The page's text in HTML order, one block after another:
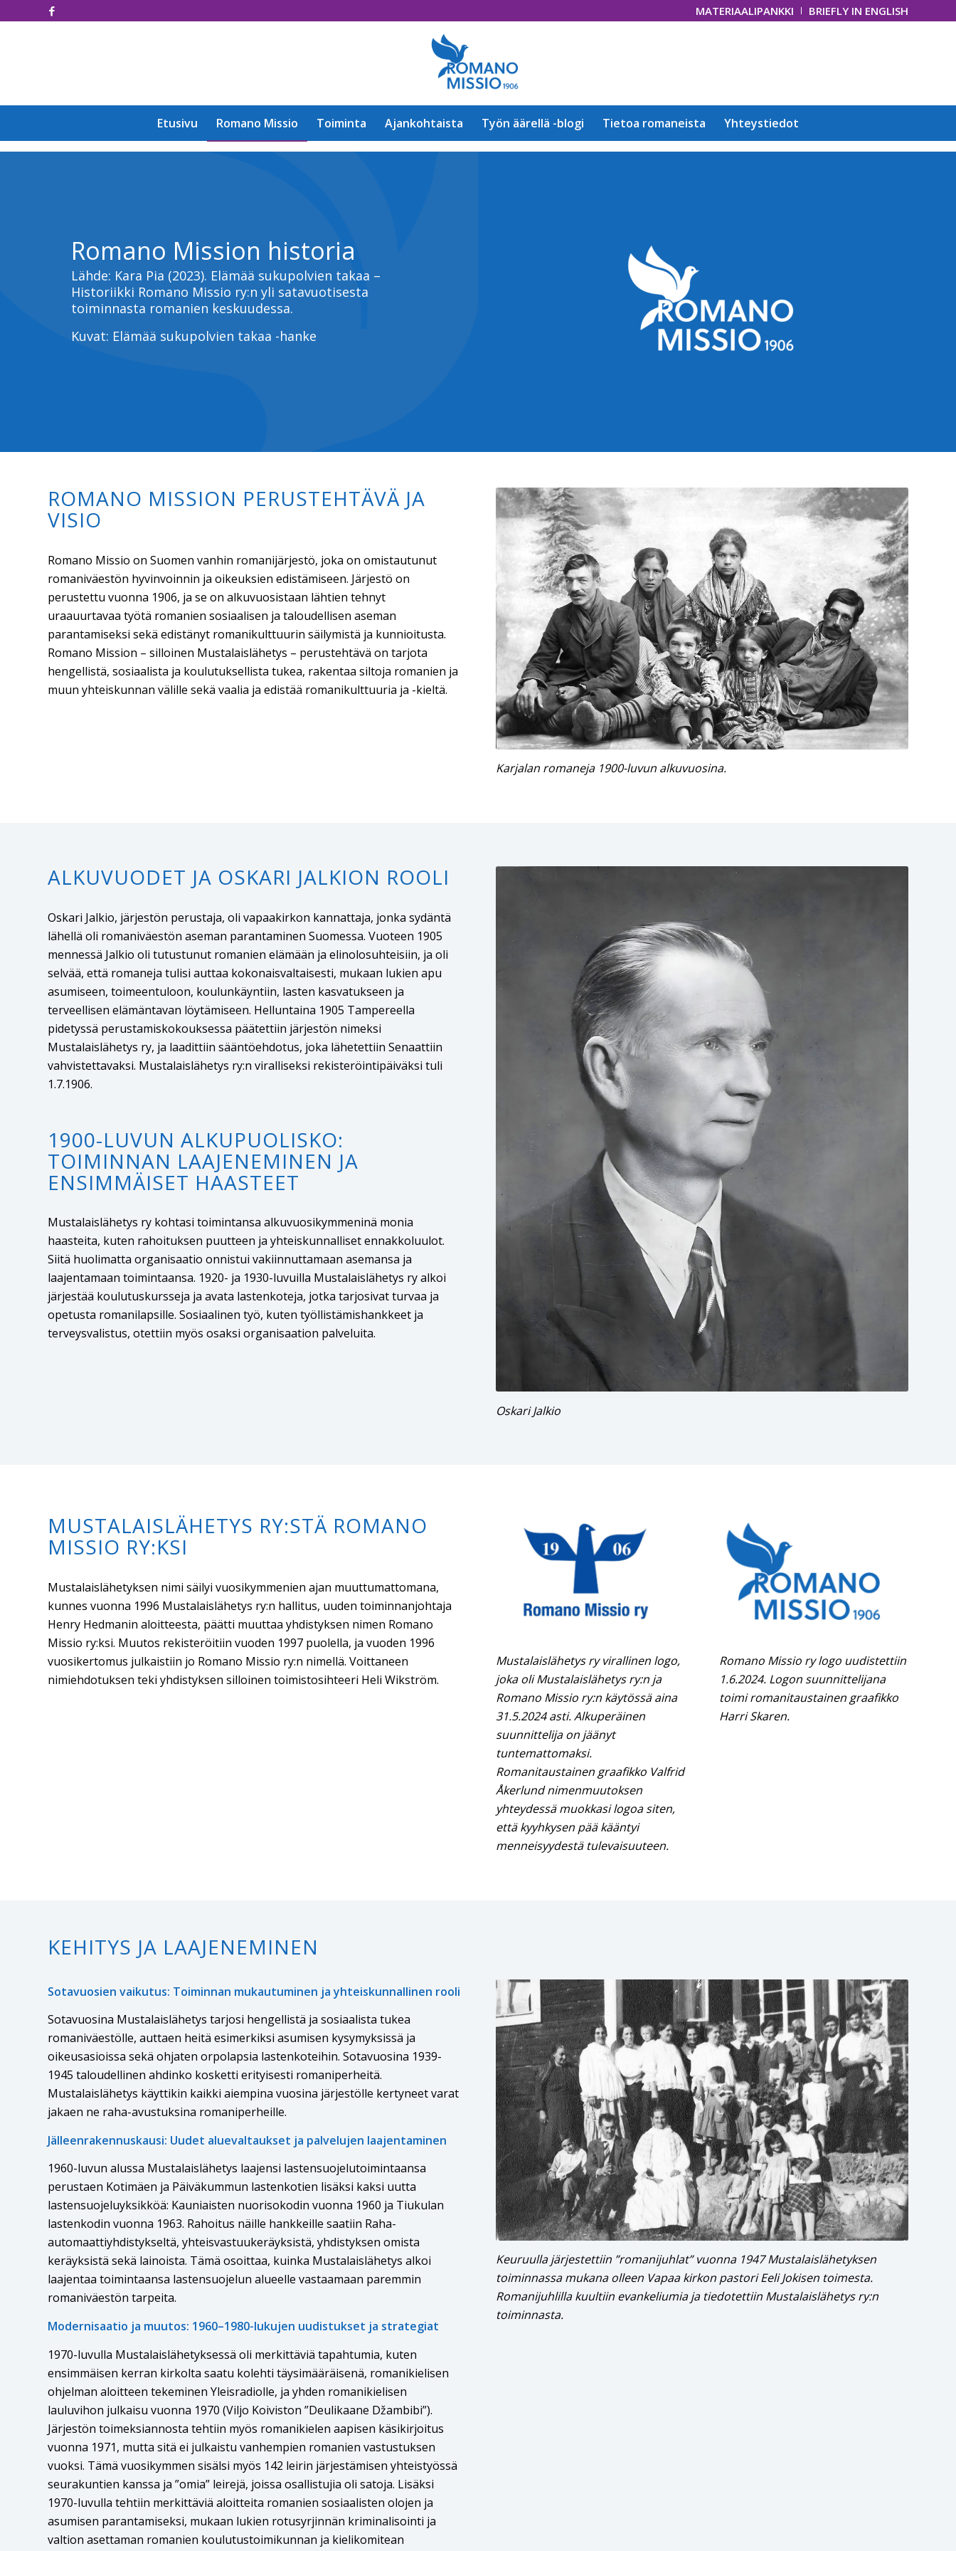
MATERIAALIPANKKI BRIEFLY IN ENGLISH
Etusivu Romano Missio Toiminta Ajankohtaista Työn äärellä -blogi Tietoa romaneista Yhteystiedot
Romano Mission historia
Lähde: Kara Pia (2023). Elämää sukupolvien takaa –
Historiikki Romano Missio ry:n yli satavuotisesta
toiminnasta romanien keskuudessa.
Kuvat: Elämää sukupolvien takaa -hanke
ROMANO MISSION PERUSTEHTÄVÄ JA
VISIO
Romano Missio on Suomen vanhin romanijärjestö, joka on omistautunut
romaniväestön hyvinvoinnin ja oikeuksien edistämiseen. Järjestö on
perustettu vuonna 1906, ja se on alkuvuosistaan lähtien tehnyt
uraauurtavaa työtä romanien sosiaalisen ja taloudellisen aseman
parantamiseksi sekä edistänyt romanikulttuurin säilymistä ja kunnioitusta.
Romano Mission – silloinen Mustalaislähetys – perustehtävä on tarjota
hengellistä, sosiaalista ja koulutuksellista tukea, rakentaa siltoja romanien ja
muun yhteiskunnan välille sekä vaalia ja edistää romanikulttuuria ja -kieltä.
Karjalan romaneja 1900-luvun alkuvuosina.
ALKUVUODET JA OSKARI JALKION ROOLI
Oskari Jalkio, järjestön perustaja, oli vapaakirkon kannattaja, jonka sydäntä
lähellä oli romaniväestön aseman parantaminen Suomessa. Vuoteen 1905
mennessä Jalkio oli tutustunut romanien elämään ja elinolosuhteisiin, ja oli
selvää, että romaneja tulisi auttaa kokonaisvaltaisesti, mukaan lukien apu
asumiseen, toimeentuloon, koulunkäyntiin, lasten kasvatukseen ja
terveellisen elämäntavan löytämiseen. Helluntaina 1905 Tampereella
pidetyssä perustamiskokouksessa päätettiin järjestön nimeksi
Mustalaislähetys ry, ja laadittiin sääntöehdotus, joka lähetettiin Senaattiin
vahvistettavaksi. Mustalaislähetys ry:n viralliseksi rekisteröintipäiväksi tuli
1.7.1906​​.
1900-LUVUN ALKUPUOLISKO:
TOIMINNAN LAAJENEMINEN JA
ENSIMMÄISET HAASTEET
Mustalaislähetys ry kohtasi toimintansa alkuvuosikymmeninä monia
haasteita, kuten rahoituksen puutteen ja yhteiskunnalliset ennakkoluulot.
Siitä huolimatta organisaatio onnistui vakiinnuttamaan asemansa ja
laajentamaan toimintaansa. 1920- ja 1930-luvuilla Mustalaislähetys ry alkoi
järjestää koulutuskursseja ja avata lastenkoteja, jotka tarjosivat turvaa ja
opetusta romanilapsille. Sosiaalinen työ, kuten työllistämishankkeet ja
terveysvalistus, otettiin myös osaksi organisaation palveluita​​.
Oskari Jalkio
MUSTALAISLÄHETYS RY:STÄ ROMANO
MISSIO RY:KSI
Mustalaislähetyksen nimi säilyi vuosikymmenien ajan muuttumattomana,
kunnes vuonna 1996 Mustalaislähetys ry:n hallitus, uuden toiminnanjohtaja
Henry Hedmanin aloitteesta, päätti muuttaa yhdistyksen nimen Romano
Missio ry:ksi. Muutos rekisteröitiin vuoden 1997 puolella, ja vuoden 1996
vuosikertomus julkaistiin jo Romano Missio ry:n nimellä. Voittaneen
nimiehdotuksen teki yhdistyksen silloinen toimistosihteeri Heli Wikström​​.
Mustalaislähetys ry virallinen logo,
joka oli Mustalaislähetys ry:n ja
Romano Missio ry:n käytössä aina
31.5.2024 asti. Alkuperäinen
suunnittelija on jäänyt
tuntemattomaksi.
Romanitaustainen graafikko Valfrid
Åkerlund nimenmuutoksen
yhteydessä muokkasi logoa siten,
että kyyhkysen pää kääntyi
menneisyydestä tulevaisuuteen.
Romano Missio ry logo uudistettiin
1.6.2024. Logon suunnittelijana
toimi romanitaustainen graafikko
Harri Skaren.
KEHITYS JA LAAJENEMINEN
Sotavuosien vaikutus: Toiminnan mukautuminen ja yhteiskunnallinen rooli
Sotavuosina Mustalaislähetys tarjosi hengellistä ja sosiaalista tukea
romaniväestölle, auttaen heitä esimerkiksi asumisen kysymyksissä ja
oikeusasioissa sekä ohjaten orpolapsia lastenkoteihin. Sotavuosina 1939-
1945 taloudellinen ahdinko kosketti erityisesti romaniperheitä.
Mustalaislähetys käyttikin kaikki aiempina vuosina järjestölle kertyneet varat
jakaen ne raha-avustuksina romaniperheille.
Jälleenrakennuskausi: Uudet aluevaltaukset ja palvelujen laajentaminen
1960-luvun alussa Mustalaislähetys laajensi lastensuojelutoimintaansa
perustaen Kotimäen ja Päiväkummun lastenkotien lisäksi kaksi uutta
lastensuojeluyksikköä: Kauniaisten nuorisokodin vuonna 1960 ja Tiukulan
lastenkodin vuonna 1963. Rahoitus näille hankkeille saatiin Raha-
automaattiyhdistykseltä, yhteisvastuukeräyksistä, yhdistyksen omista
keräyksistä sekä lainoista. Tämä osoittaa, kuinka Mustalaislähetys alkoi
laajentaa toimintaansa lastensuojelun alueelle vastaamaan paremmin
romaniväestön tarpeita​​.
Modernisaatio ja muutos: 1960–1980-lukujen uudistukset ja strategiat
1970-luvulla Mustalaislähetyksessä oli merkittäviä tapahtumia, kuten
ensimmäisen kerran kirkolta saatu kolehti täysimääräisenä, romanikielisen
ohjelman aloitteen tekeminen Yleisradiolle, ja yhden romanikielisen
lauluvihon julkaisu vuonna 1970 (Viljo Koiviston ”Deulikaane Džambibi”).
Järjestön toimeksiannosta tehtiin myös romanikielen aapisen käsikirjoitus
vuonna 1971, mutta sitä ei julkaistu vanhempien romanien vastustuksen
vuoksi. Tämä vuosikymmen sisälsi myös 142 leirin järjestämisen yhteistyössä
seurakuntien kanssa ja ”omia” leirejä, joissa osallistujia oli satoja. Lisäksi
1970-luvulla tehtiin merkittäviä aloitteita romanien sosiaalisten olojen ja
asumisen parantamiseksi, mukaan lukien rotusyrjinnän kriminalisointi ja
valtion asettaman romanien koulutustoimikunnan ja kielikomitean
Keuruulla järjestettiin ”romanijuhlat” vuonna 1947 Mustalaislähetyksen
toiminnassa mukana olleen Vapaa kirkon pastori Eeli Jokisen toimesta.
Romanijuhlilla kuultiin evankeliumia ja tiedotettiin Mustalaislähetys ry:n
toiminnasta.